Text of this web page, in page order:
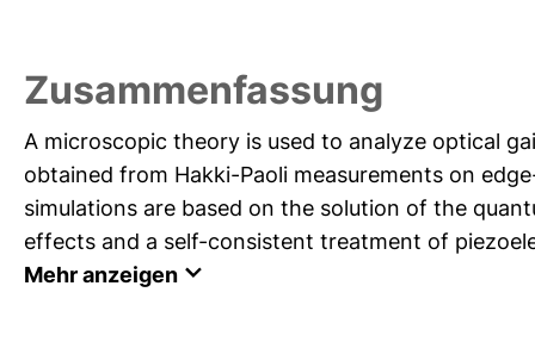
Zusammenfassung
A microscopic theory is used to analyze optical
obtained from Hakki-Paoli measurements on
simulations are based on the solution of the
effects and a self-consistent treatment of
Mehr anzeigen